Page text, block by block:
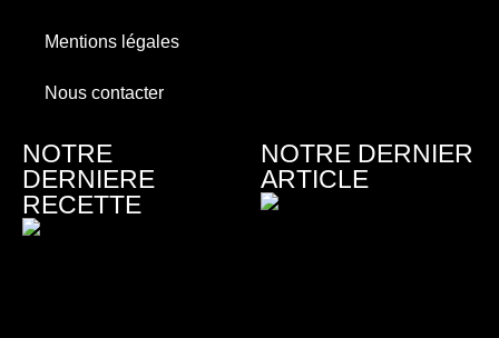
Mentions légales
Nous contacter
NOTRE
DERNIERE
RECETTE
NOTRE DERNIER
ARTICLE